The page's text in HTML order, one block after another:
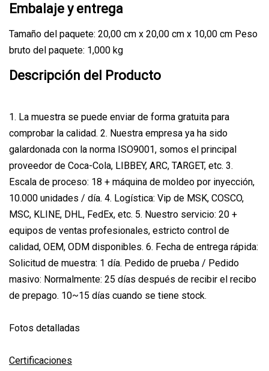
Embalaje y entrega
Tamaño del paquete: 20,00 cm x 20,00 cm x 10,00 cm Peso
bruto del paquete: 1,000 kg
Descripción del Producto
1. La muestra se puede enviar de forma gratuita para
comprobar la calidad. 2. Nuestra empresa ya ha sido
galardonada con la norma ISO9001, somos el principal
proveedor de Coca-Cola, LIBBEY, ARC, TARGET, etc. 3.
Escala de proceso: 18 + máquina de moldeo por inyección,
10.000 unidades / día. 4. Logística: Vip de MSK, COSCO,
MSC, KLINE, DHL, FedEx, etc. 5. Nuestro servicio: 20 +
equipos de ventas profesionales, estricto control de
calidad, OEM, ODM disponibles. 6. Fecha de entrega rápida:
Solicitud de muestra: 1 día. Pedido de prueba / Pedido
masivo: Normalmente: 25 días después de recibir el recibo
de prepago. 10~15 días cuando se tiene stock.
Fotos detalladas
Certificaciones